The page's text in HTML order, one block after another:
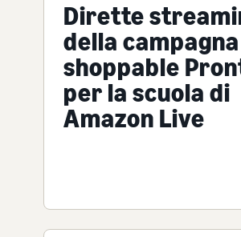
Dirette
della campagna
shoppable
per la scuola di
Amazon Live